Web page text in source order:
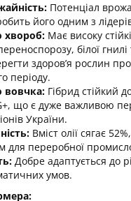
Потенціал
його одним з
хвороб: Має високу
білої
здоров’я рослин
періоду.
вовчка: Гібрид стійкий
що є дуже важливою
України.
Вміст олії сягає
для переробної
Добре адаптується до
умов.